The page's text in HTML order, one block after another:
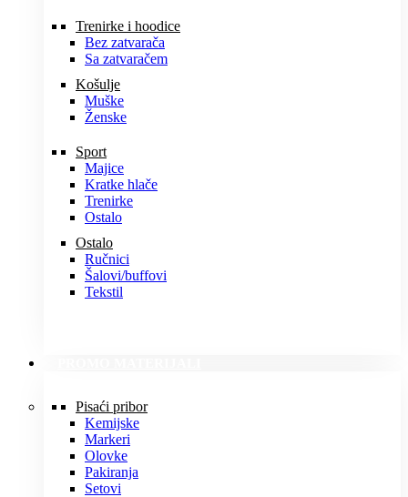
Trenirke i hoodice
Bez zatvarača
Sa zatvaračem
Košulje
Muške
Ženske
Sport
Majice
Kratke hlače
Trenirke
Ostalo
Ostalo
Ručnici
Šalovi/buffovi
Tekstil
Pisaći pribor
Kemijske
Markeri
Olovke
Pakiranja
Setovi